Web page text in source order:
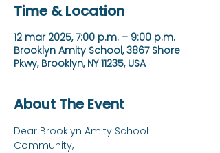
Time & Location
12 mar 2025, 7:00 p.m. – 9:00 p.m.
Brooklyn Amity School, 3867 Shore
Pkwy, Brooklyn, NY 11235, USA
About The Event
Dear Brooklyn Amity School
Community,